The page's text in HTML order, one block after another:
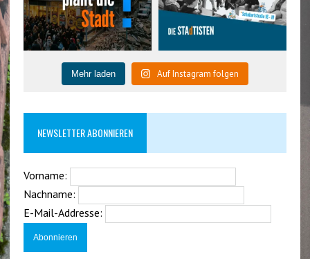
Mehr laden Auf Instagram folgen
NEWSLETTER ABONNIEREN
Vorname:
Nachname:
E-Mail-Addresse: